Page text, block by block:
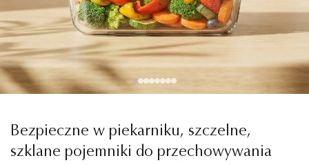
Bezpieczne w piekarniku, szczelne,
szklane pojemniki do przechowywania